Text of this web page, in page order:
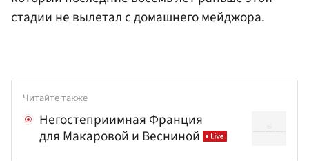
стадии не вылетал с домашнего мейджора.
Читайте также
Негостеприимная Франция
для Макаровой и Весниной